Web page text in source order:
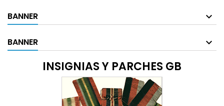
BANNER
BANNER
INSIGNIAS Y PARCHES GB